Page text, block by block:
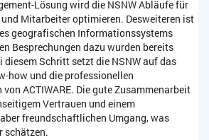
Lösung wird die NSNW Abläufe für
Mitarbeiter optimieren. Desweiteren ist
geografischen Informationssystems
Besprechungen dazu wurden bereits
diesem Schritt setzt die NSNW auf das
how und die professionellen
ACTIWARE. Die gute Zusammenarbeit
Vertrauen und einem
freundschaftlichen Umgang, was
schätzen.